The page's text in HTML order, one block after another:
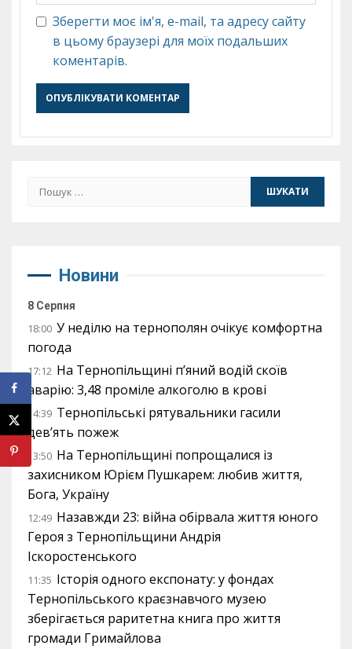
Зберегти моє ім'я, e-mail, та адресу сайту
в цьому браузері для моїх подальших
коментарів.
Пошук:
Новини
8 Серпня
18:00 У неділю на тернополян очікує комфортна
погода
17:12 На Тернопільщині п’яний водій скоїв
аварію: 3,48 проміле алкоголю в крові
14:39 Тернопільські рятувальники гасили
дев’ять пожеж
13:50 На Тернопільщині попрощалися із
захисником Юрієм Пушкарем: любив життя,
Бога, Україну
12:49 Назавжди 23: війна обірвала життя юного
Героя з Тернопільщини Андрія
Іскоростенського
11:35 Історія одного експонату: у фондах
Тернопільського краєзнавчого музею
зберігається раритетна книга про життя
громади Гримайлова